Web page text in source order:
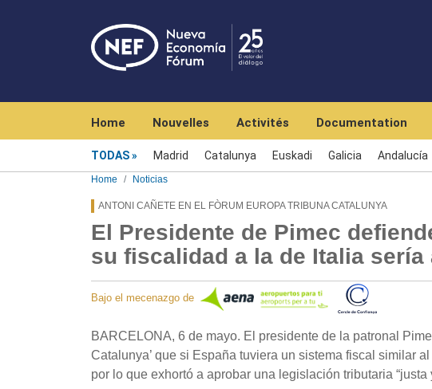
Home Nouvelles Activités Documentation
TODAS Madrid Catalunya Euskadi Galicia Andalucía
Home Noticias
ANTONI CAÑETE EN EL FÒRUM EUROPA TRIBUNA CATALUNYA
El Presidente de Pimec
su fiscalidad a la de Italia
Bajo el mecenazgo de
BARCELONA, 6 de mayo. El presidente de la patronal
Catalunya’ que si España tuviera un sistema fiscal similar
por lo que exhortó a aprobar una legislación tributaria “justa